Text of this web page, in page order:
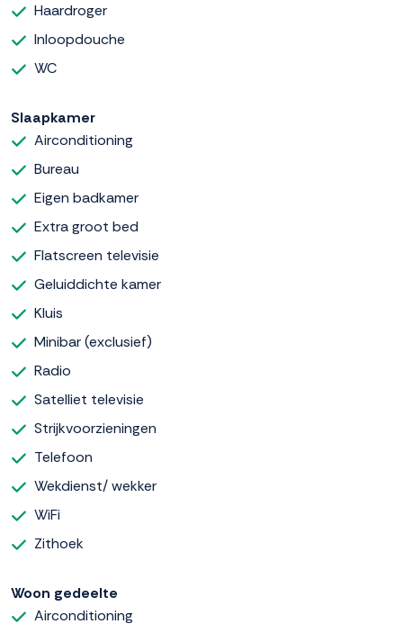
Haardroger
Inloopdouche
WC
Slaapkamer
Airconditioning
Bureau
Eigen badkamer
Extra groot bed
Flatscreen televisie
Geluiddichte kamer
Kluis
Minibar (exclusief)
Radio
Satelliet televisie
Strijkvoorzieningen
Telefoon
Wekdienst/ wekker
WiFi
Zithoek
Woon gedeelte
Airconditioning